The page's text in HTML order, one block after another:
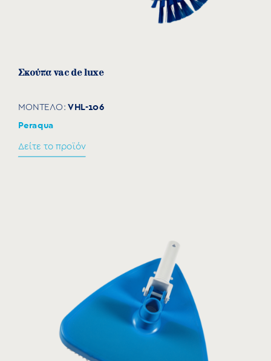
Σκούπα vac de luxe
ΜΟΝΤΕΛΟ:VHL-106
Peraqua
Δείτε το προϊόν